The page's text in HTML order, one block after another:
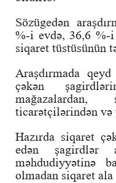
Sözügedən
%-i evdə, 36,6 %-
siqaret tüstüsünün
Araşdırmada
çəkən
mağazalardan,
ticarətçilərindən və
Hazırda siqaret
edən şagirdlər
məhdudiyyətinə
olmadan siqaret